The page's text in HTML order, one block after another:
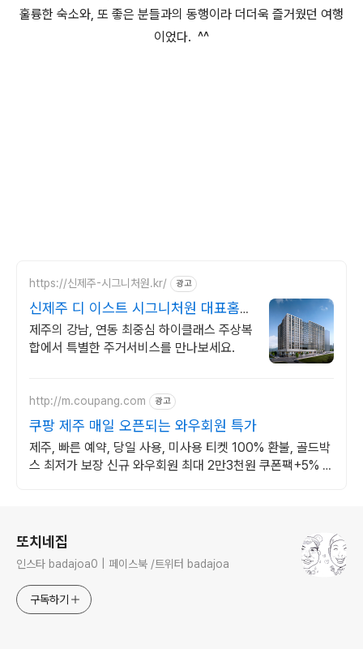
훌륭한 숙소와, 또 좋은 분들과의 동행이라 더더욱 즐거웠던 여행
이었다. ^^
https://신제주-시그니처원.kr/ 광고
신제주 디 이스트 시그니처원 대표홈페
이지
제주의 강남, 연동 최중심 하이클래스 주상복
합에서 특별한 주거서비스를 만나보세요.
http://m.coupang.com 광고
쿠팡 제주 매일 오픈되는 와우회원 특가
제주, 빠른 예약, 당일 사용, 미사용 티켓 100% 환불, 골드박
스 최저가 보장 신규 와우회원 최대 2만3천원 쿠폰팩+5% 추
또치네집
인스타 badajoa0 | 페이스북 /트위터 badajoa
구독하기